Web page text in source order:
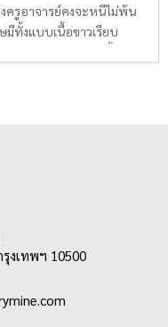
ครูอาจารย์คงจะหนีไม่พ้น
มีทั้งแบบเนื้อขาวเรียบ
ช่วยถนอมสายตา มีทั้ง
แกรม, 70 แกรม และ
นใหญ่จึงเป็น กลุ่ม
มม. และมีจำนวนแผ่น
70 แผ่น และ 100 แผ่น มี
ง่าย หน้าปกทำมาจาก
งเทพฯ 10500